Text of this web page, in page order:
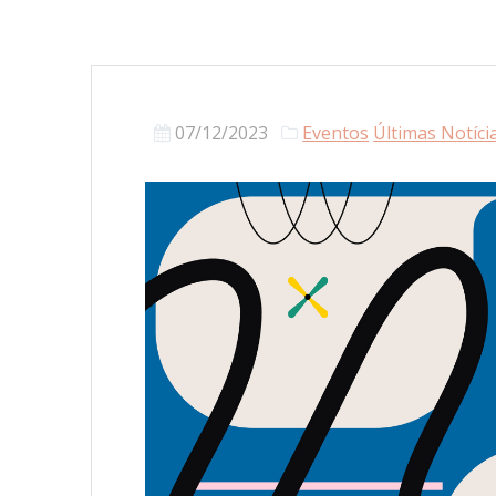
07/12/2023 Eventos Últimas